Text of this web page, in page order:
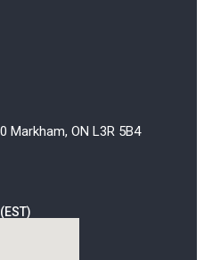
Markham, ON L3R 5B4